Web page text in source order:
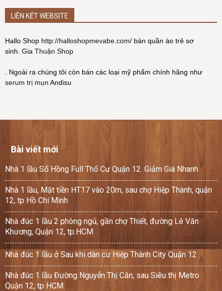
LIÊN KẾT WEBSITE
Hallo Shop http://halloshopmevabe.com/ bán quần áo trẻ sơ
sinh. Gia Thuận Shop
. Ngoài ra chúng tôi còn bán các loại mỹ phẩm chính hãng như
serum trị mụn Andisu
Bài viết mới
Nhà 1 lầu Sổ Hồng Full Thổ Cư Quận 12. Giảm Giá Nhanh
Nhà 1 lầu, Mặt tiền HT17 vào 20m, sau chợ Hiệp Thành, quận
12, tp Hồ Chí Minh
Nhà đúc 1 lầu 2 phòng ngủ, gần chợ Thiết, đường Lê Văn
Khương, Quận 12, tp.HCM
Nhà đúc 1 lầu ở Sau khi dân cư Hiệp Thành City Quận 12
Nhà đúc 1 lầu Đường Nguyễn Thị Căn, sau Siêu thị Metro
Quận 12, tp HCM